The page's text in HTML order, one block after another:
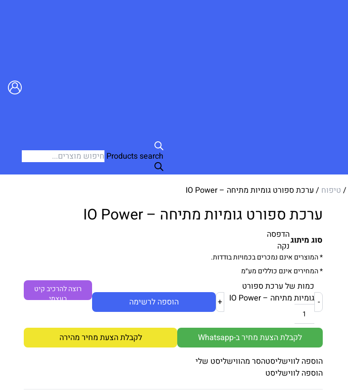
Products search
/ טיפוח / ערכת ספורט גומיות מתיחה – IO Power
ערכת ספורט גומיות מתיחה – IO Power
סוג מיתוגהדפסה
נקה
* המוצרים אינם נמכרים בכמויות בודדות.
* המחירים אינם כוללים מע״מ
-
כמות של ערכת ספורט
גומיות מתיחה – IO Power
+ הוספה לרשימה
רוצה להרכיב קיט
בעצמי
לקבלת הצעת מחיר ב-Whatsapp
לקבלת הצעת מחיר מהירה
הוספה לווישליסטהסר מהווישליסט שלי
הוספה לווישליסט